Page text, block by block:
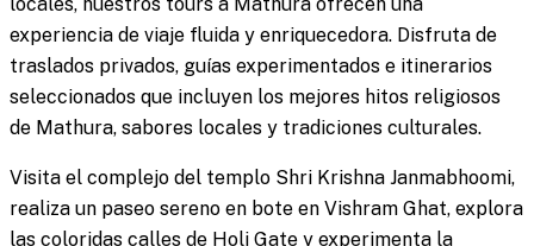
experiencia de viaje fluida y enriquecedora. Disfruta de
traslados privados, guías experimentados e itinerarios
seleccionados que incluyen los mejores hitos religiosos
de Mathura, sabores locales y tradiciones culturales.
Visita el complejo del templo Shri Krishna Janmabhoomi,
realiza un paseo sereno en bote en Vishram Ghat, explora
las coloridas calles de Holi Gate y experimenta la